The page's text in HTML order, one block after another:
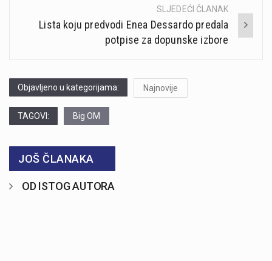
SLJEDEĆI ČLANAK
Lista koju predvodi Enea Dessardo predala
potpise za dopunske izbore
Objavljeno u kategorijama: Najnovije
TAGOVI: Big OM
JOŠ ČLANAKA
OD ISTOG AUTORA